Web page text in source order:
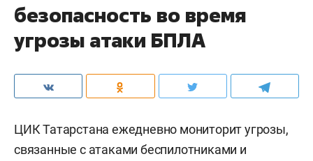
безопасность во время
угрозы атаки БПЛА
ЦИК Татарстана ежедневно мониторит угрозы,
связанные с атаками беспилотниками и